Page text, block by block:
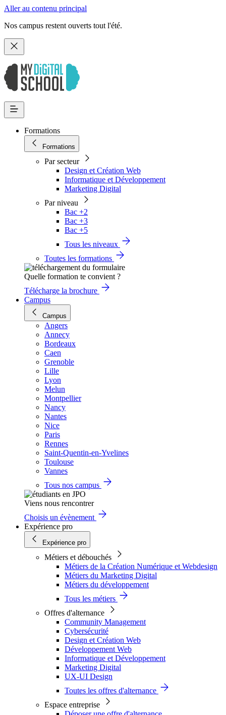
Aller au contenu principal
Nos campus restent ouverts tout l'été.
Formations
Formations
Par secteur
Design et Création Web
Informatique et Développement
Marketing Digital
Par niveau
Bac +2
Bac +3
Bac +5
Tous les niveaux
Toutes les formations
Quelle formation te convient ?
Télécharge la brochure
Campus
Campus
Angers
Annecy
Bordeaux
Caen
Grenoble
Lille
Lyon
Melun
Montpellier
Nancy
Nantes
Nice
Paris
Rennes
Saint-Quentin-en-Yvelines
Toulouse
Vannes
Tous nos campus
Viens nous rencontrer
Choisis un évènement
Expérience pro
Expérience pro
Métiers et débouchés
Métiers de la Création Numérique et Webdesign
Métiers du Marketing Digital
Métiers du développement
Tous les métiers
Offres d'alternance
Community Management
Cybersécurité
Design et Création Web
Développement Web
Informatique et Développement
Marketing Digital
UX-UI Design
Toutes les offres d'alternance
Espace entreprise